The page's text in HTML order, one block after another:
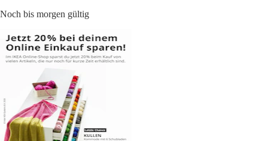
Noch bis morgen gültig